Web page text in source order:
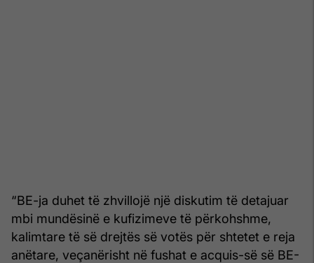
“BE-ja duhet të zhvillojë një diskutim të detajuar
mbi mundësinë e kufizimeve të përkohshme,
kalimtare të së drejtës së votës për shtetet e reja
anëtare, veçanërisht në fushat e acquis-së së BE-